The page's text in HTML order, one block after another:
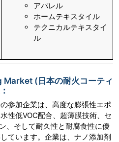
アパレル
ホームテキスタイル
テクニカルテキスタイ
ル
(日本の耐火コーティ
参加企業は、高度な膨張性エポ
性低VOC配合、超薄膜技術、セ
、そして耐久性と耐腐食性に優
ています。企業は、ナノ添加剤